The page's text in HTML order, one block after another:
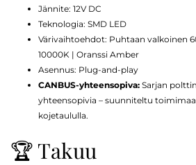
Jännite: 12V DC
Teknologia: SMD LED
Värivaihtoehdot: Puhtaan valkoinen
10000K | Oranssi Amber
Asennus: Plug-and-play
CANBUS-yhteensopiva: Sarjan
yhteensopivia – suunniteltu
kojetaululla.
🏆 Takuu